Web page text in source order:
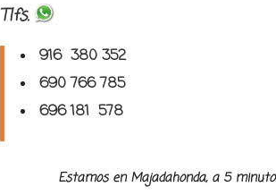
Tlfs.
916 380 352
690 766 785
696 181 578
Estamos en Majadahonda, a 5 minutos